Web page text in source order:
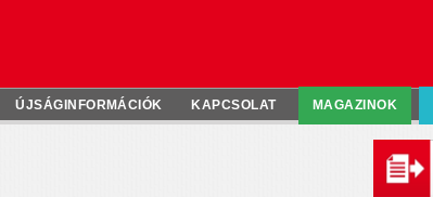
ÚJSÁGINFORMÁCIÓK KAPCSOLAT MAGAZINOK